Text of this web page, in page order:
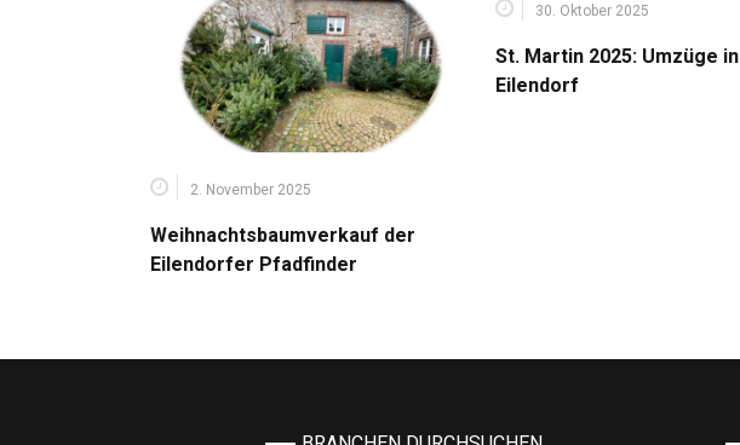
2. November 2025
Weihnachtsbaumverkauf der
Eilendorfer Pfadfinder
30. Oktober 2025
St. Martin 2025: Umzüge in
Eilendorf